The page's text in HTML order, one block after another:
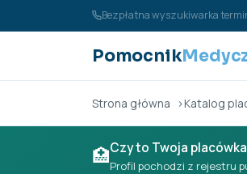
Przejdź do treści Bezpłatna wyszukiwarka
Pomocnik
Strona główna Katalog
🏥Czy to Twoja
Profil pochodzi z rejestru